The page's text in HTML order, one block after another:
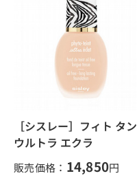
［シスレー］フィト タン
ウルトラ エクラ
販売価格： 14,850円